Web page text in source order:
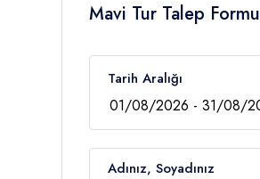
Mavi Tur Talep Formu
Tarih Aralığı
Adınız, Soyadınız